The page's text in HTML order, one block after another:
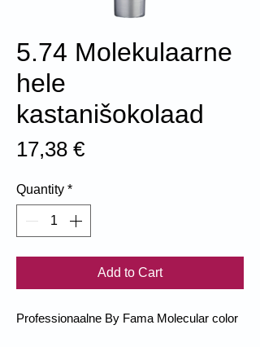
5.74 Molekulaarne
hele
kastanišokolaad
17,38 €Price
Quantity *
Add to Cart
Professionaalne By Fama Molecular color